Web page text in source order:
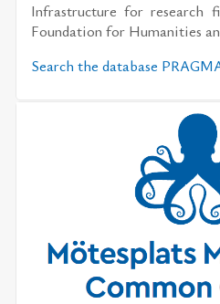
Infrastructure for research
Foundation for Humanities
Search the database